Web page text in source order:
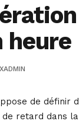
heure
de définir
retard dans